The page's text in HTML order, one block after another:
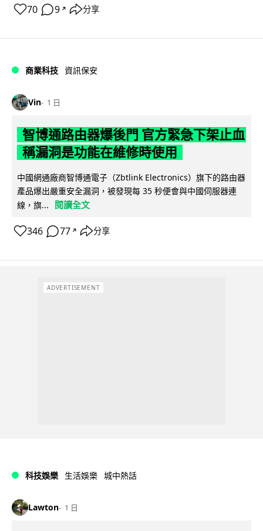
70 9 ↗ 分享
商業科技 資訊保安
Vin 1 日
智博通路由器爆後門 官方緊急下架止血
稱漏洞是功能在維修時使用
中國網通廠商智博通電子（Zbtlink Electronics）旗下的路由器
產品爆出嚴重安全漏洞，被發現每 35 秒便會與中國伺服器連
線，旗...
閱讀全文
346 77 ↗ 分享
ADVERTISEMENT
科技娛樂 生活娛樂 城中熱話
Lawton 1 日